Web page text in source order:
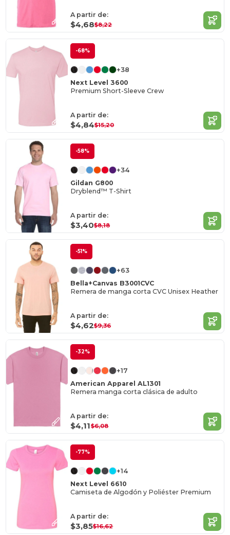
A partir de:
$4,68$8,22
-68%
+38
Next Level 3600
Premium Short-Sleeve Crew
A partir de:
$4,84$15,20
-58%
+34
Gildan G800
Dryblend™ T-Shirt
A partir de:
$3,40$8,18
-51%
+63
Bella+Canvas B3001CVC
Remera de manga corta CVC Unisex Heather
A partir de:
$4,62$9,36
-32%
+17
American Apparel AL1301
Remera manga corta clásica de adulto
A partir de:
$4,11$6,08
-77%
+14
Next Level 6610
Camiseta de Algodón y Poliéster Premium
A partir de:
$3,85$16,62